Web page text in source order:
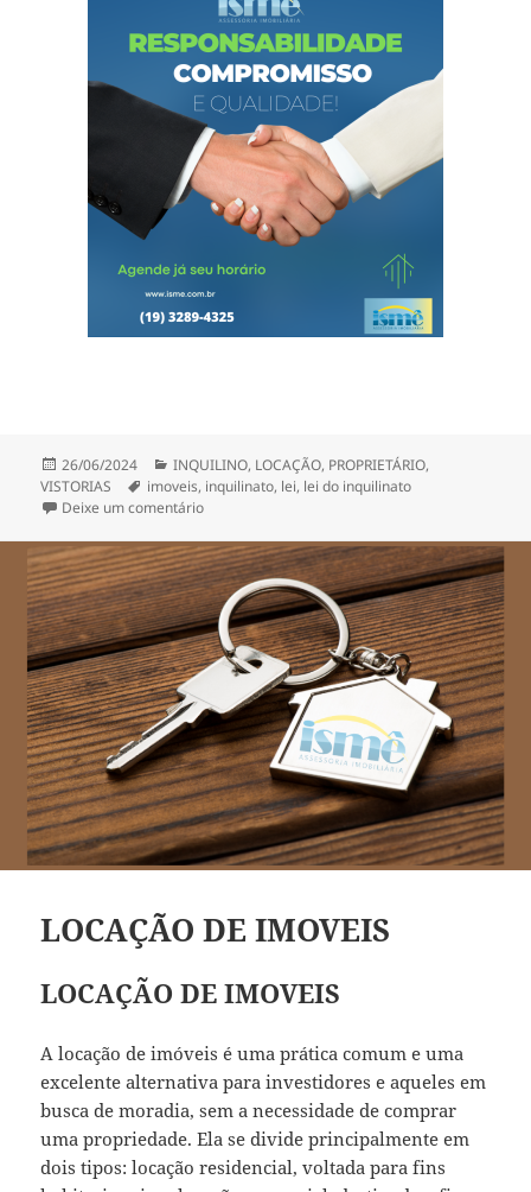
Publicado
em
26/06/2024 Categorias
INQUILINO, LOCAÇÃO, PROPRIETÁRIO,
VISTORIAS
Tags
imoveis, inquilinato, lei, lei do inquilinato
Deixe um comentárioem LEI DO INQUILINATO
LOCAÇÃO DE IMOVEIS
LOCAÇÃO DE IMOVEIS
A locação de imóveis é uma prática comum e uma
excelente alternativa para investidores e aqueles em
busca de moradia, sem a necessidade de comprar
uma propriedade. Ela se divide principalmente em
dois tipos: locação residencial, voltada para fins